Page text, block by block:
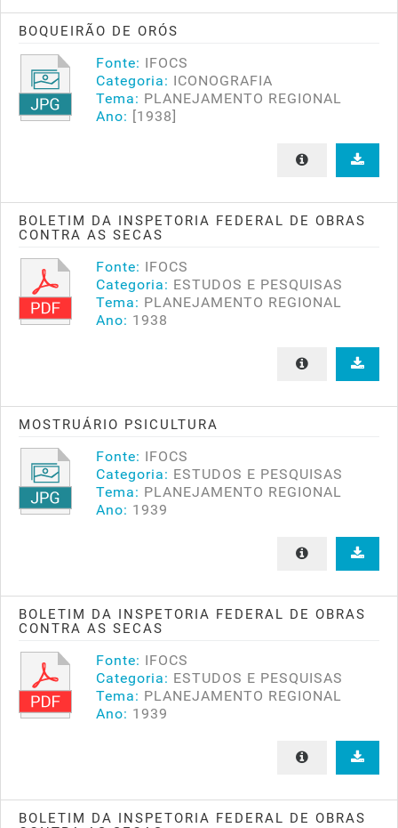
BOQUEIRÃO DE ORÓS
Fonte: IFOCS
Categoria: ICONOGRAFIA
Tema: PLANEJAMENTO REGIONAL
Ano: [1938]
BOLETIM DA INSPETORIA FEDERAL DE OBRAS
CONTRA AS SECAS
Fonte: IFOCS
Categoria: ESTUDOS E PESQUISAS
Tema: PLANEJAMENTO REGIONAL
Ano: 1938
MOSTRUÁRIO PSICULTURA
Fonte: IFOCS
Categoria: ESTUDOS E PESQUISAS
Tema: PLANEJAMENTO REGIONAL
Ano: 1939
BOLETIM DA INSPETORIA FEDERAL DE OBRAS
CONTRA AS SECAS
Fonte: IFOCS
Categoria: ESTUDOS E PESQUISAS
Tema: PLANEJAMENTO REGIONAL
Ano: 1939
BOLETIM DA INSPETORIA FEDERAL DE OBRAS